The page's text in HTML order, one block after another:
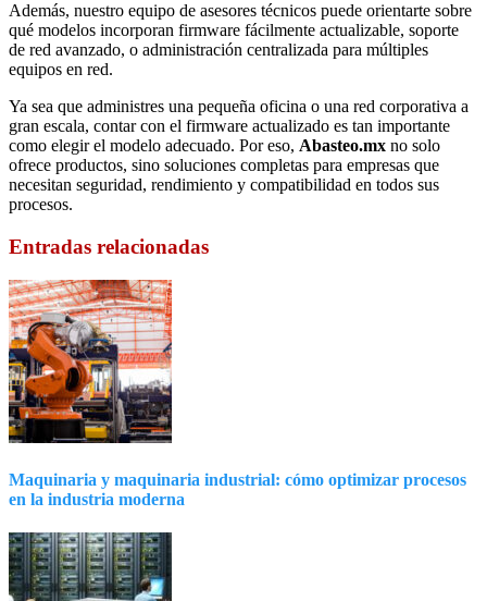
Además, nuestro equipo de asesores técnicos puede orientarte sobre
qué modelos incorporan firmware fácilmente actualizable, soporte
de red avanzado, o administración centralizada para múltiples
equipos en red.
Ya sea que administres una pequeña oficina o una red corporativa a
gran escala, contar con el firmware actualizado es tan importante
como elegir el modelo adecuado. Por eso, Abasteo.mx no solo
ofrece productos, sino soluciones completas para empresas que
necesitan seguridad, rendimiento y compatibilidad en todos sus
procesos.
Entradas relacionadas
Maquinaria y maquinaria industrial: cómo optimizar procesos
en la industria moderna